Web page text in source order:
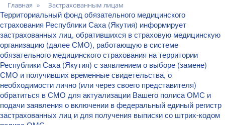
Главная Застрахованным лицам
Территориальный фонд обязательного медицинского
страхования Республики Саха (Якутия) информирует
застрахованных лиц, обратившихся в страховую медицинскую
организацию (далее СМО), работающую в системе
обязательного медицинского страхования на территории
Республики Саха (Якутия) с заявлением о выборе (замене)
СМО и получивших временные свидетельства, о
необходимости лично (или через своего представителя)
обратиться в СМО для актуализации Вашего полиса ОМС и
подачи заявления о включении в федеральный единый регистр
застрахованных лиц и для получения выписки со штрих-кодом